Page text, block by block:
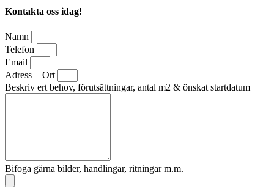
Kontakta oss idag!
Namn
Telefon
Email
Adress + Ort
Beskriv ert behov, förutsättningar, antal m2 & önskat startdatum
Bifoga gärna bilder, handlingar, ritningar m.m.